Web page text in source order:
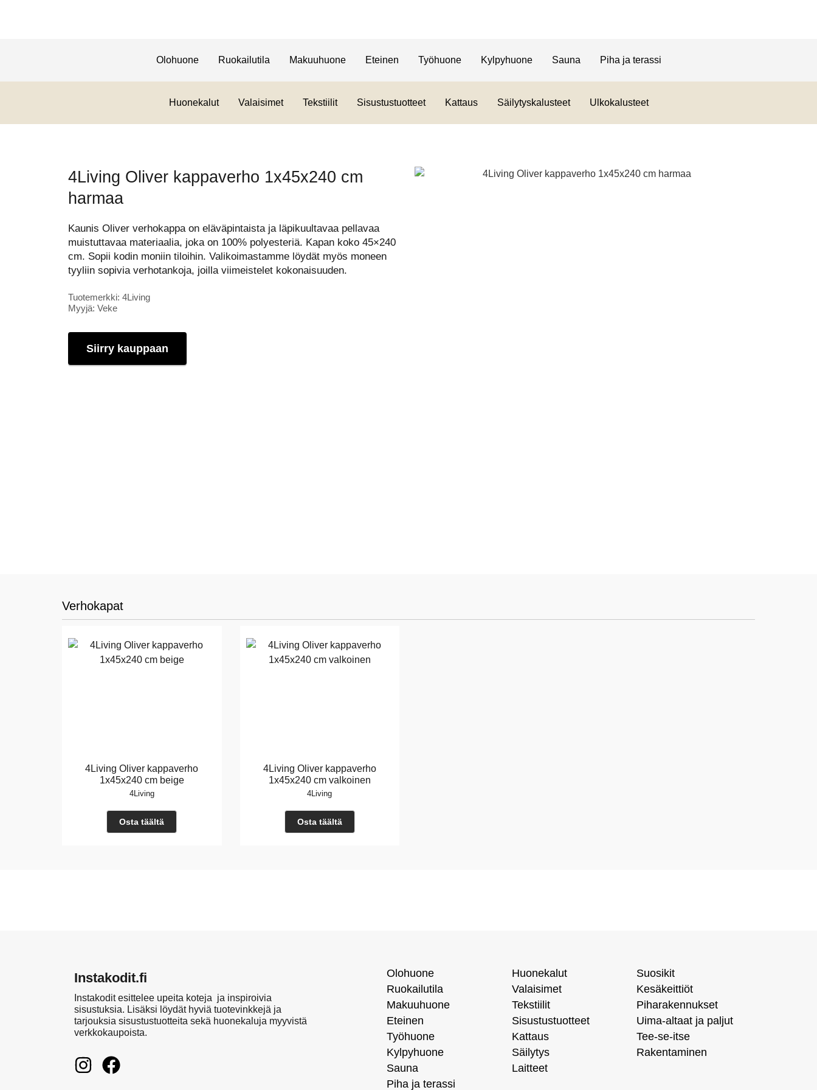
Olohuone Ruokailutila Makuuhuone Eteinen Työhuone Kylpyhuone Sauna Piha ja terassi
Huonekalut Valaisimet Tekstiilit Sisustustuotteet Kattaus Säilytyskalusteet Ulkokalusteet
4Living Oliver kappaverho 1x45x240 cm
harmaa
Kaunis Oliver verhokappa on eläväpintaista ja läpikuultavaa pellavaa
muistuttavaa materiaalia, joka on 100% polyesteriä. Kapan koko 45×240
cm. Sopii kodin moniin tiloihin. Valikoimastamme löydät myös moneen
tyyliin sopivia verhotankoja, joilla viimeistelet kokonaisuuden.
Tuotemerkki: 4Living
Myyjä: Veke
Siirry kauppaan
Verhokapat
4Living Oliver kappaverho
1x45x240 cm beige
4Living
Osta täältä
4Living Oliver kappaverho
1x45x240 cm valkoinen
4Living
Osta täältä
Instakodit.fi
Instakodit esittelee upeita koteja ja inspiroivia
sisustuksia. Lisäksi löydät hyviä tuotevinkkejä ja
tarjouksia sisustustuotteita sekä huonekaluja myyvistä
verkkokaupoista.
Olohuone
Ruokailutila
Makuuhuone
Eteinen
Työhuone
Kylpyhuone
Sauna
Piha ja terassi
Huonekalut
Valaisimet
Tekstiilit
Sisustustuotteet
Kattaus
Säilytys
Laitteet
Suosikit
Kesäkeittiöt
Piharakennukset
Uima-altaat ja paljut
Tee-se-itse
Rakentaminen